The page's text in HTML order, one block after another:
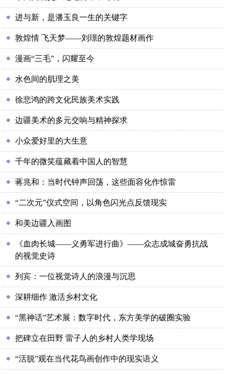
进与新，是潘玉良一生的关键字
敦煌情 飞天梦——刘璟的敦煌题材画作
漫画“三毛”，闪耀至今
水色间的肌理之美
徐悲鸿的跨文化民族美术实践
边疆美术的多元交响与精神探求
小众爱好里的大生意
千年的微笑蕴藏着中国人的智慧
蒋兆和：当时代钟声回荡，这些面容化作惊雷
“二次元”仪式空间，以角色闪光点反馈现实
和美边疆入画图
《血肉长城——义勇军进行曲》——众志成城奋勇抗战
的视觉史诗
列宾：一位视觉诗人的浪漫与沉思
深耕细作 激活乡村文化
“黑神话”艺术展：数字时代，东方美学的破圈实验
把碑立在田野 雷子人的乡村人类学现场
“活脱”观在当代花鸟画创作中的现实语义